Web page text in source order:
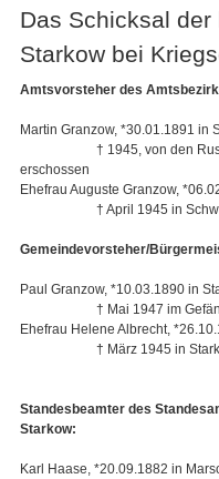
Das Schicksal
Starkow bei
Amtsvorsteher des
Martin Granzow, *30.01.1891 in
† 1945, von den Russen
erschossen
Ehefrau Auguste Granzow,
† April 1945 in
Gemeindevorsteher/
Paul Granzow, *10.03.1890 in
† Mai 1947 im
Ehefrau Helene Albrecht,
† März 1945 in Starkow,
Standesbeamter des
Starkow:
Karl Haase, *20.09.1882 in